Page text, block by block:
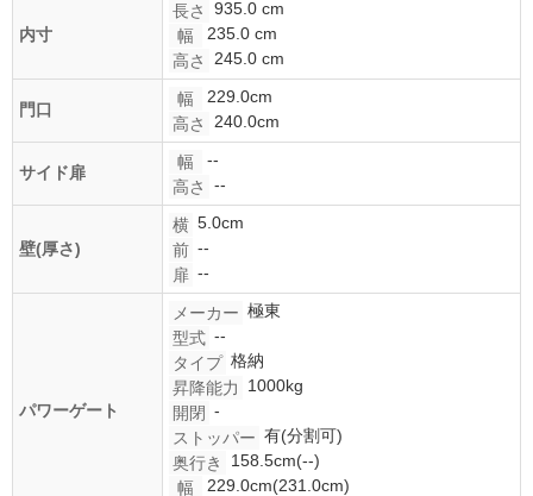
内寸
長さ
935.0 cm
幅
235.0 cm
高さ
245.0 cm
門口
幅
229.0cm
高さ
240.0cm
サイド扉
幅
--
高さ
--
壁(厚さ)
横 5.0cm
前 --
扉 --
パワーゲート
メーカー 極東
型式 --
タイプ 格納
昇降能力
1000kg
開閉 -
ストッパー 有(分割可)
奥行き
158.5cm(--)
幅
229.0cm(231.0cm)